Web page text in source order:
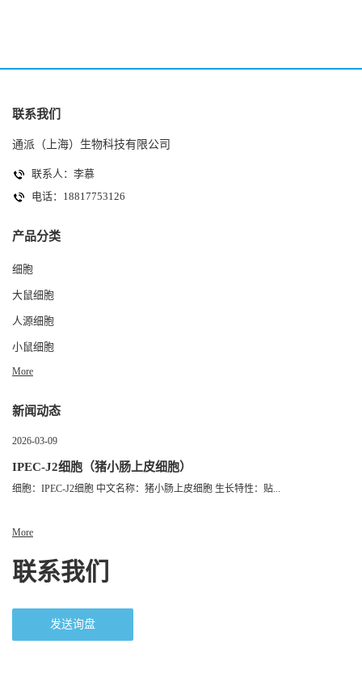
联系我们
通派（上海）生物科技有限公司
联系人：李慕
电话：18817753126
产品分类
细胞
大鼠细胞
人源细胞
小鼠细胞
More
新闻动态
2026-03-09
IPEC-J2细胞（猪小肠上皮细胞）
细胞：IPEC-J2细胞 中文名称：猪小肠上皮细胞 生长特性：贴...
More
联系我们
发送询盘